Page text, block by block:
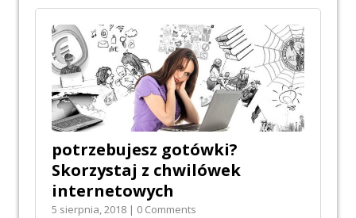
potrzebujesz gotówki?
Skorzystaj z chwilówek
internetowych
5 sierpnia, 2018 | 0 Comments